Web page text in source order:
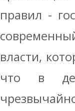
правил -
власти,
что в